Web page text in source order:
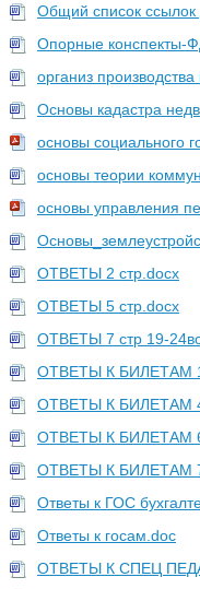
Общий список ссылок
Опорные конспекты-
организ
Основы кадастра
основы социального
основы теории
основы управления
ОТВЕТЫ 2 стр.docx
ОТВЕТЫ 5 стр.docx
ОТВЕТЫ 7 стр 19-
ОТВЕТЫ К БИЛЕТАМ 1
ОТВЕТЫ К БИЛЕТАМ 4
ОТВЕТЫ К БИЛЕТАМ 6
ОТВЕТЫ К БИЛЕТАМ 7
Ответы к ГОС
Ответы к госам.doc
ОТВЕТЫ К СПЕЦ